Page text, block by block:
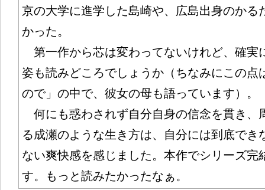
京の大学に進学した島崎や、広島出身のかる
かった。
第一作から芯は変わってないけれど、確実
姿も読みどころでしょうか（ちなみにこの点
ので」の中で、彼女の母も語っています）。
何にも惑わされず自分自身の信念を貫き、
る成瀬のような生き方は、自分には到底でき
ない爽快感を感じました。本作でシリーズ完
す。もっと読みたかったなぁ。